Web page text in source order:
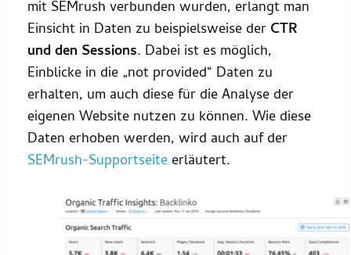
mit SEMrush verbunden wurden, erlangt man
Einsicht in Daten zu beispielsweise der CTR
und den Sessions. Dabei ist es möglich,
Einblicke in die „not provided“ Daten zu
erhalten, um auch diese für die Analyse der
eigenen Website nutzen zu können. Wie diese
Daten erhoben werden, wird auch auf der
SEMrush-Supportseiteerläutert.